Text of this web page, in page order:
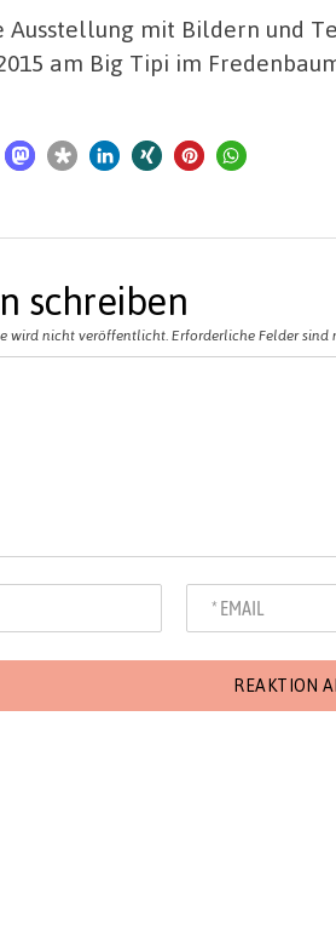
Ausstellung mit Bildern und
am Big Tipi im
schreiben
wird nicht veröffentlicht.Erforderliche Felder sind